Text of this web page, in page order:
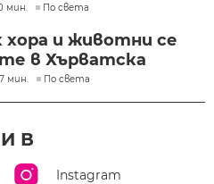
мин. По света
хора и животни се
в Хърватска
мин. По света
В
Instagram